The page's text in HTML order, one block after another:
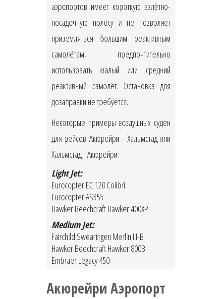
аэропортов имеет короткую взлётно-
посадочную полосу и не позволяет
приземляться большим реактивным
самолётам, предпочтительно
использовать малый или средний
реактивный самолёт. Остановка для
дозаправки не требуется.
Некоторые примеры воздушных суден
для рейсов Акюрейри - Хальмстад или
Хальмстад - Акюрейри:
Light Jet:
Eurocopter EC 120 Colibrì
Eurocopter AS355
Hawker Beechcraft Hawker 400XP
Medium Jet:
Fairchild Swearingen Merlin III-B
Hawker Beechcraft Hawker 800B
Embraer Legacy 450
Акюрейри Аэропорт